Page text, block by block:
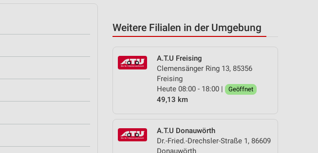
Weitere Filialen in der Umgebung
A.T.U Freising
Clemensänger Ring 13, 85356
Freising
Heute 08:00 - 18:00 |
Geöffnet
49,13 km
A.T.U Donauwörth
Dr.-Fried.-Drechsler-Straße 1, 86609
Donauwörth